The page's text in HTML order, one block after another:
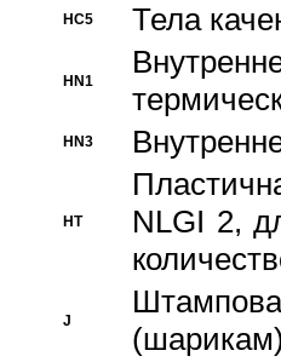
HC5 Тела
HN1
HN3
HT
NLGI 2,
J